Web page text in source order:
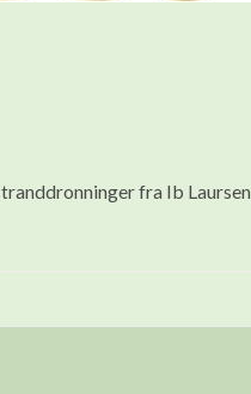
fra Ib Laursen